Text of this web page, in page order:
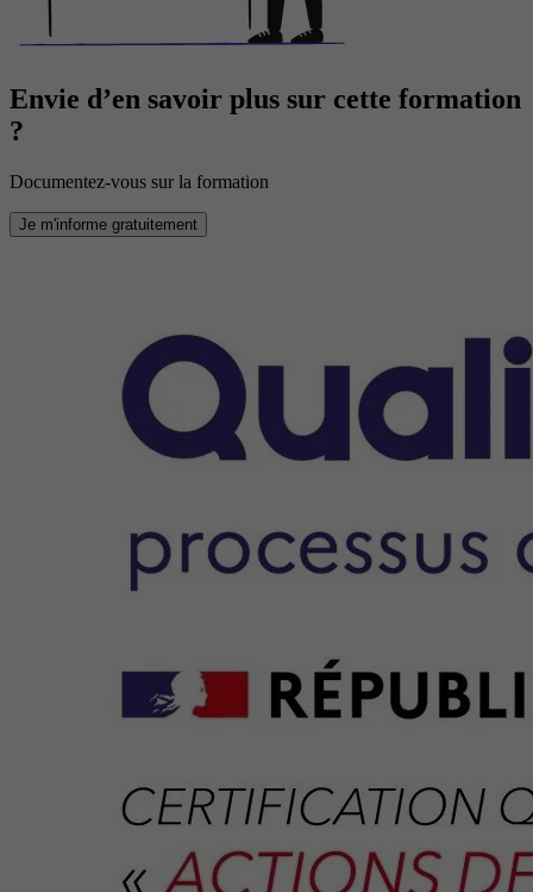
Envie d’en savoir plus sur cette formation
?
Documentez-vous sur la formation
Je m'informe gratuitement